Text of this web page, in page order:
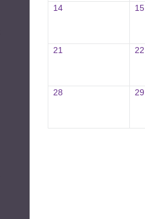
14 15
21 22
28 29